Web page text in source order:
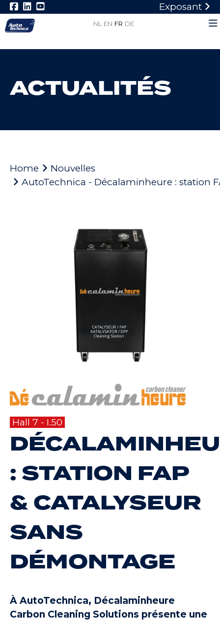
Exposant
NL EN FR DE
ACTUALITÉS
Home
Nouvelles
AutoTechnica - Décalaminheure : station
Hall 7 - I.50
: STATION FAP
& CATALYSEUR
SANS
DÉMONTAGE
À AutoTechnica, Décalaminheure
Carbon Cleaning Solutions présente une